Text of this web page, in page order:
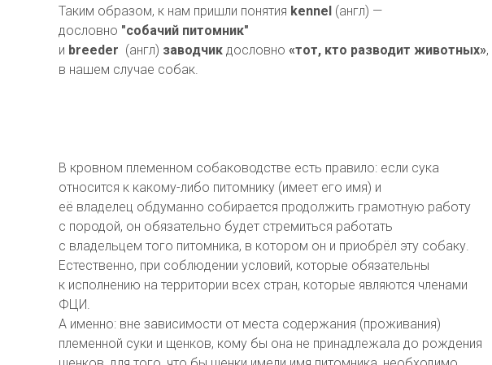
Таким образом, к нам пришли понятия kennel (англ) —
дословно "собачий питомник"
и breeder (англ) заводчик дословно «тот, кто разводит животных»,
в нашем случае собак.
В кровном племенном собаководстве есть правило: если сука
относится к какому-либо питомнику (имеет его имя) и
её владелец обдуманно собирается продолжить грамотную работу
с породой, он обязательно будет стремиться работать
с владельцем того питомника, в котором он и приобрёл эту собаку.
Естественно, при соблюдении условий, которые обязательны
к исполнению на территории всех стран, которые являются членами
ФЦИ.
А именно: вне зависимости от места содержания (проживания)
племенной суки и щенков, кому бы она не принадлежала до рождения